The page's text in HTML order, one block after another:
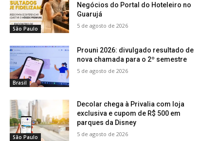
São Paulo
Negócios do Portal do Hoteleiro no
Guarujá
5 de agosto de 2026
Brasil
Prouni 2026: divulgado resultado de
nova chamada para o 2º semestre
5 de agosto de 2026
São Paulo
Decolar chega à Privalia com loja
exclusiva e cupom de R$ 500 em
parques da Disney
5 de agosto de 2026